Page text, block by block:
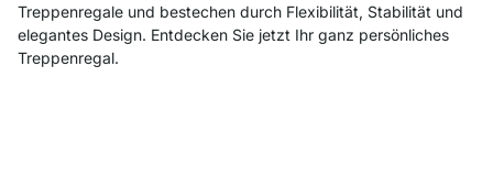
Treppenregale und bestechen durch Flexibilität, Stabilität und
elegantes Design. Entdecken Sie jetzt Ihr ganz persönliches
Treppenregal.